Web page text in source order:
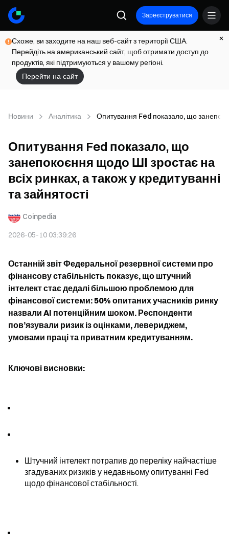
Зареєструватися
Схоже, ви заходите на наш веб-сайт з території США.
Перейдіть на американський сайт, щоб отримати доступ до
продуктів, які підтримуються у вашому регіоні.
Перейти на сайт
Новини Аналітика Опитування Fed показало, що
Опитування Fed показало, що
занепокоєння щодо ШІ зростає на
всіх ринках, а також у кредитуванні
та зайнятості
Coinpedia
2026-05-10 03:39:26
Останній звіт Федеральної резервної системи про
фінансову стабільність показує, що штучний
інтелект стає дедалі більшою проблемою для
фінансової системи: 50% опитаних учасників ринку
назвали AI потенційним шоком. Респонденти
пов’язували ризик із оцінками, левериджем,
умовами праці та приватним кредитуванням.
Ключові висновки:
Штучний інтелект потрапив до переліку найчастіше
згадуваних ризиків у недавньому опитуванні Fed
щодо фінансової стабільності.